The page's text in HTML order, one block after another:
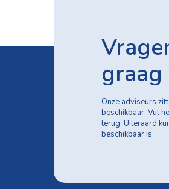
graag
Onze adviseurs
beschikbaar. Vul
terug. Uiteraard
beschikbaar is.